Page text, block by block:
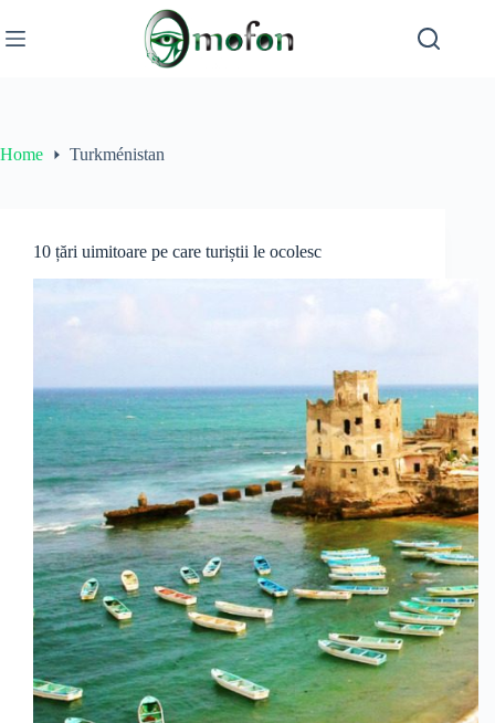
to
content
Home Turkménistan
10 țări uimitoare pe care turiștii le ocolesc